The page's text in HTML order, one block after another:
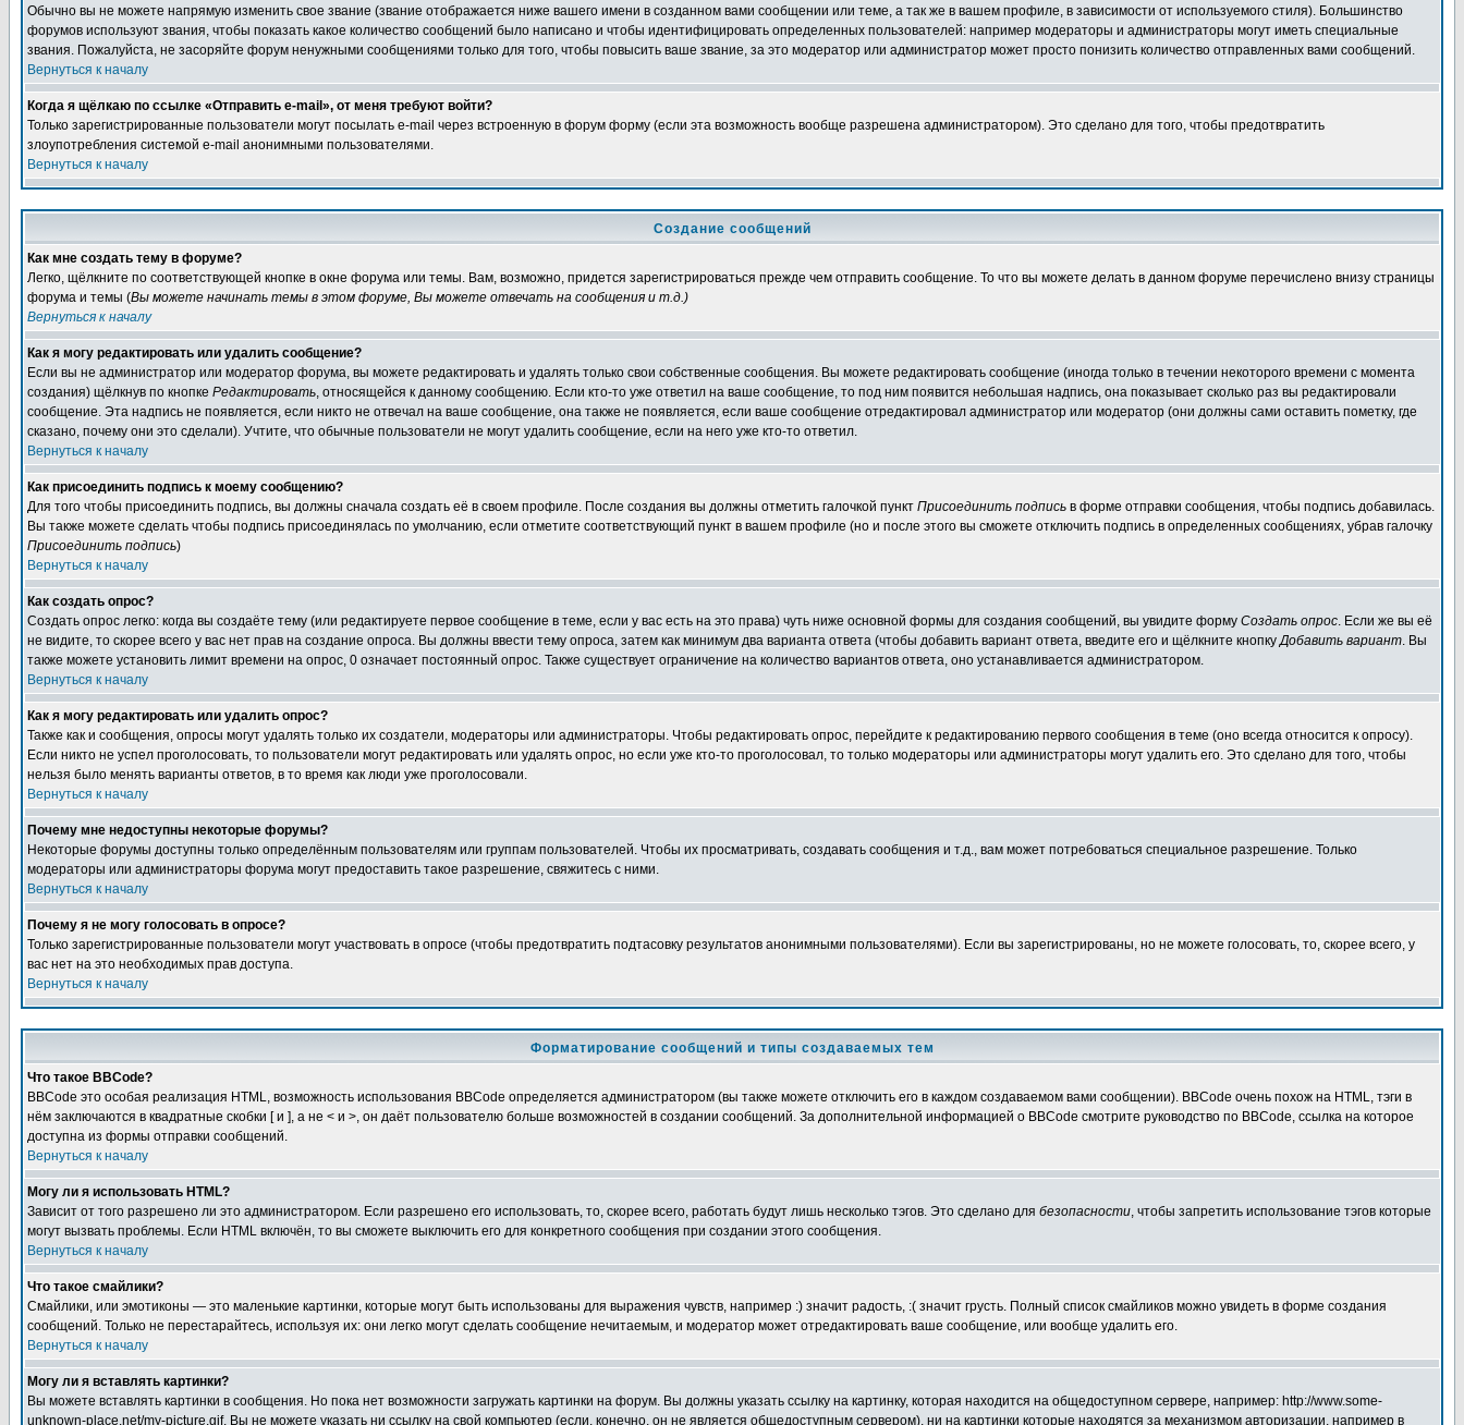
Обычно вы не можете напрямую изменить свое звание (звание отображается ниже вашего имени в созданном вами сообщении или теме, а так же в вашем профиле, в зависимости от используемого стиля). Большинство
форумов используют звания, чтобы показать какое количество сообщений было написано и чтобы идентифицировать определенных пользователей: например модераторы и администраторы могут иметь специальные
звания. Пожалуйста, не засоряйте форум ненужными сообщениями только для того, чтобы повысить ваше звание, за это модератор или администратор может просто понизить количество отправленных вами сообщений.
Вернуться к началу
Когда я щёлкаю по ссылке «Отправить e-mail», от меня требуют войти?
Только зарегистрированные пользователи могут посылать e-mail через встроенную в форум форму (если эта возможность вообще разрешена администратором). Это сделано для того, чтобы предотвратить
злоупотребления системой e-mail анонимными пользователями.
Вернуться к началу
Создание сообщений
Как мне создать тему в форуме?
Легко, щёлкните по соответствующей кнопке в окне форума или темы. Вам, возможно, придется зарегистрироваться прежде чем отправить сообщение. То что вы можете делать в данном форуме перечислено внизу страницы
форума и темы (Вы можете начинать темы в этом форуме, Вы можете отвечать на сообщения и т.д.)
Вернуться к началу
Как я могу редактировать или удалить сообщение?
Если вы не администратор или модератор форума, вы можете редактировать и удалять только свои собственные сообщения. Вы можете редактировать сообщение (иногда только в течении некоторого времени с момента
создания) щёлкнув по кнопке Редактировать, относящейся к данному сообщению. Если кто-то уже ответил на ваше сообщение, то под ним появится небольшая надпись, она показывает сколько раз вы редактировали
сообщение. Эта надпись не появляется, если никто не отвечал на ваше сообщение, она также не появляется, если ваше сообщение отредактировал администратор или модератор (они должны сами оставить пометку, где
сказано, почему они это сделали). Учтите, что обычные пользователи не могут удалить сообщение, если на него уже кто-то ответил.
Вернуться к началу
Как присоединить подпись к моему сообщению?
Для того чтобы присоединить подпись, вы должны сначала создать её в своем профиле. После создания вы должны отметить галочкой пункт Присоединить подпись в форме отправки сообщения, чтобы подпись добавилась.
Вы также можете сделать чтобы подпись присоединялась по умолчанию, если отметите соответствующий пункт в вашем профиле (но и после этого вы сможете отключить подпись в определенных сообщениях, убрав галочку
Присоединить подпись)
Вернуться к началу
Как создать опрос?
Создать опрос легко: когда вы создаёте тему (или редактируете первое сообщение в теме, если у вас есть на это права) чуть ниже основной формы для создания сообщений, вы увидите форму Создать опрос. Если же вы её
не видите, то скорее всего у вас нет прав на создание опроса. Вы должны ввести тему опроса, затем как минимум два варианта ответа (чтобы добавить вариант ответа, введите его и щёлкните кнопкуДобавить вариант. Вы
также можете установить лимит времени на опрос, 0 означает постоянный опрос. Также существует ограничение на количество вариантов ответа, оно устанавливается администратором.
Вернуться к началу
Как я могу редактировать или удалить опрос?
Также как и сообщения, опросы могут удалять только их создатели, модераторы или администраторы. Чтобы редактировать опрос, перейдите к редактированию первого сообщения в теме (оно всегда относится к опросу).
Если никто не успел проголосовать, то пользователи могут редактировать или удалять опрос, но если уже кто-то проголосовал, то только модераторы или администраторы могут удалить его. Это сделано для того, чтобы
нельзя было менять варианты ответов, в то время как люди уже проголосовали.
Вернуться к началу
Почему мне недоступны некоторые форумы?
Некоторые форумы доступны только определённым пользователям или группам пользователей. Чтобы их просматривать, создавать сообщения и т.д., вам может потребоваться специальное разрешение. Только
модераторы или администраторы форума могут предоставить такое разрешение, свяжитесь с ними.
Вернуться к началу
Почему я не могу голосовать в опросе?
Только зарегистрированные пользователи могут участвовать в опросе (чтобы предотвратить подтасовку результатов анонимными пользователями). Если вы зарегистрированы, но не можете голосовать, то, скорее всего, у
вас нет на это необходимых прав доступа.
Вернуться к началу
Форматирование сообщений и типы создаваемых тем
Что такое BBCode?
BBCode это особая реализация HTML, возможность использования BBCode определяется администратором (вы также можете отключить его в каждом создаваемом вами сообщении). BBCode очень похож на HTML, тэги в
нём заключаются в квадратные скобки [ и ], а не < и >, он даёт пользователю больше возможностей в создании сообщений. За дополнительной информацией о BBCode смотрите руководство по BBCode, ссылка на которое
доступна из формы отправки сообщений.
Вернуться к началу
Могу ли я использовать HTML?
Зависит от того разрешено ли это администратором. Если разрешено его использовать, то, скорее всего, работать будут лишь несколько тэгов. Это сделано для безопасности, чтобы запретить использование тэгов которые
могут вызвать проблемы. Если HTML включён, то вы сможете выключить его для конкретного сообщения при создании этого сообщения.
Вернуться к началу
Что такое смайлики?
Смайлики, или эмотиконы — это маленькие картинки, которые могут быть использованы для выражения чувств, например :) значит радость, :( значит грусть. Полный список смайликов можно увидеть в форме создания
сообщений. Только не перестарайтесь, используя их: они легко могут сделать сообщение нечитаемым, и модератор может отредактировать ваше сообщение, или вообще удалить его.
Вернуться к началу
Могу ли я вставлять картинки?
Вы можете вставлять картинки в сообщения. Но пока нет возможности загружать картинки на форум. Вы должны указать ссылку на картинку, которая находится на общедоступном сервере, например: http://www.some-
unknown-place.net/my-picture.gif. Вы не можете указать ни ссылку на свой компьютер (если, конечно, он не является общедоступным сервером), ни на картинки которые находятся за механизмом авторизации, например в